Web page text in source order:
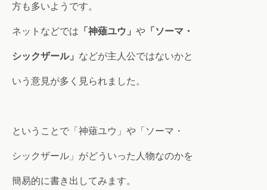
方も多いようです。
ネットなどでは 「神薙ユウ」 や 「ソーマ・
シックザール」 などが主人公ではないかと
いう意見が多く見られました。
ということで「神薙ユウ」や「ソーマ・
シックザール」がどういった人物なのかを
簡易的に書き出してみます。